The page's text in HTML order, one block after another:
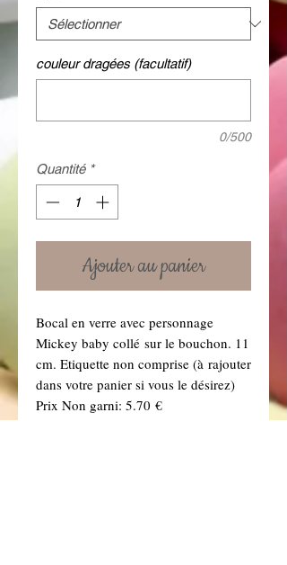
couleur dragées (facultatif)
0/500
Quantité *
Ajouter au panier
Bocal en verre avec personnage
Mickey baby collé sur le bouchon. 11
cm. Etiquette non comprise (à rajouter
dans votre panier si vous le désirez)
Prix Non garni: 5.70 €